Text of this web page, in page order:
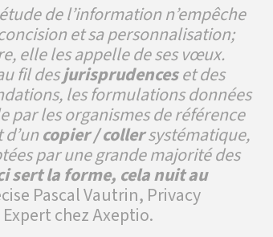
de l’information n’empêche
et sa personnalisation;
elle les appelle de ses vœux.
fil desjurisprudenceset des
les formulations données
par les organismes de référence
copier / collersystématique,
par une grande majorité des
sert la forme, cela nuit au
Pascal Vautrin, Privacy
chez Axeptio.